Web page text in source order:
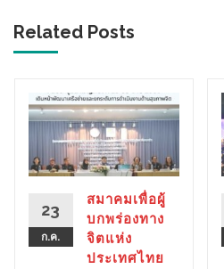
Related Posts
23
ก.ค.
สมาคมเพื่อผู้
บกพร่องทาง
จิตแห่ง
ประเทศไทย